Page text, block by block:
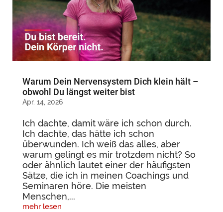
Warum Dein Nervensystem Dich klein hält –
obwohl Du längst weiter bist
Apr. 14, 2026
Ich dachte, damit wäre ich schon durch.
Ich dachte, das hätte ich schon
überwunden. Ich weiß das alles, aber
warum gelingt es mir trotzdem nicht? So
oder ähnlich lautet einer der häufigsten
Sätze, die ich in meinen Coachings und
Seminaren höre. Die meisten
Menschen,...
mehr lesen